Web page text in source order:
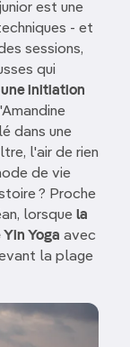
est une
- et
sessions,
qui
une initiation
dans une
l'air de rien
de vie
? Proche
lorsque la
Yoga avec
la plage